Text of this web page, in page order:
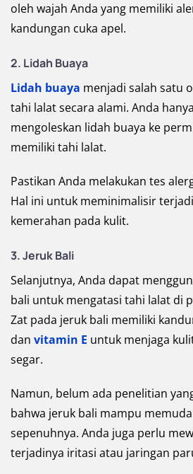
oleh wajah Anda yang memiliki
kandungan cuka apel.
2. Lidah Buaya
Lidah buaya menjadi salah satu
tahi lalat secara alami. Anda
mengoleskan lidah buaya ke
memiliki tahi lalat.
Pastikan Anda melakukan tes
Hal ini untuk meminimalisir
kemerahan pada kulit.
3. Jeruk Bali
Selanjutnya, Anda dapat
bali untuk mengatasi tahi lalat di
Zat pada jeruk bali memiliki
dan vitamin E untuk menjaga
segar.
Namun, belum ada penelitian
bahwa jeruk bali mampu
sepenuhnya. Anda juga perlu
terjadinya iritasi atau jaringan